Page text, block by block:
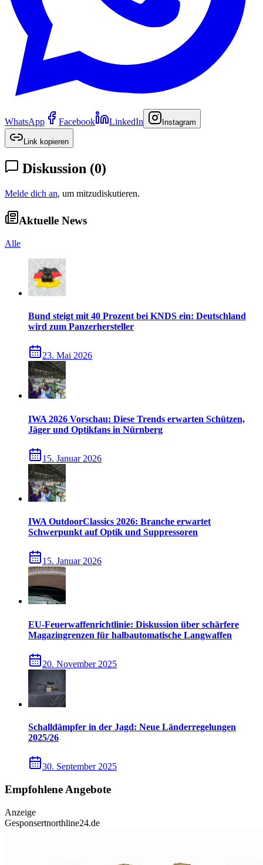
WhatsApp Facebook LinkedIn Instagram
Link kopieren
Diskussion (0)
Melde dich an, um mitzudiskutieren.
Aktuelle News
Alle
Bund steigt mit 40 Prozent bei KNDS ein: Deutschland
wird zum Panzerhersteller
23. Mai 2026
IWA 2026 Vorschau: Diese Trends erwarten Schützen,
Jäger und Optikfans in Nürnberg
15. Januar 2026
IWA OutdoorClassics 2026: Branche erwartet
Schwerpunkt auf Optik und Suppressoren
15. Januar 2026
EU-Feuerwaffenrichtlinie: Diskussion über schärfere
Magazingrenzen für halbautomatische Langwaffen
20. November 2025
Schalldämpfer in der Jagd: Neue Länderregelungen
2025/26
30. September 2025
Empfohlene Angebote
Anzeige
Gesponsertnorthline24.de